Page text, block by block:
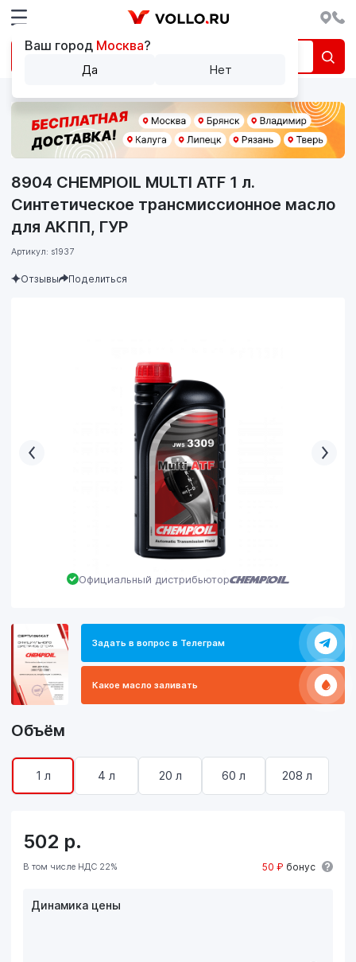
Официальный дистрибьютор
Задать в вопрос в Телеграм
Какое масло заливать
8904 CHEMPIOIL MULTI ATF 1 л.
Синтетическое трансмиссионное масло
для АКПП, ГУР
Артикул: s1937
Отзывы Поделиться
Объём
1 л 4 л 20 л 60 л 208 л
502 р.
В том числе НДС 22% 50 ₽ бонус
Динамика цены
Ваш город Москва?
Да Нет